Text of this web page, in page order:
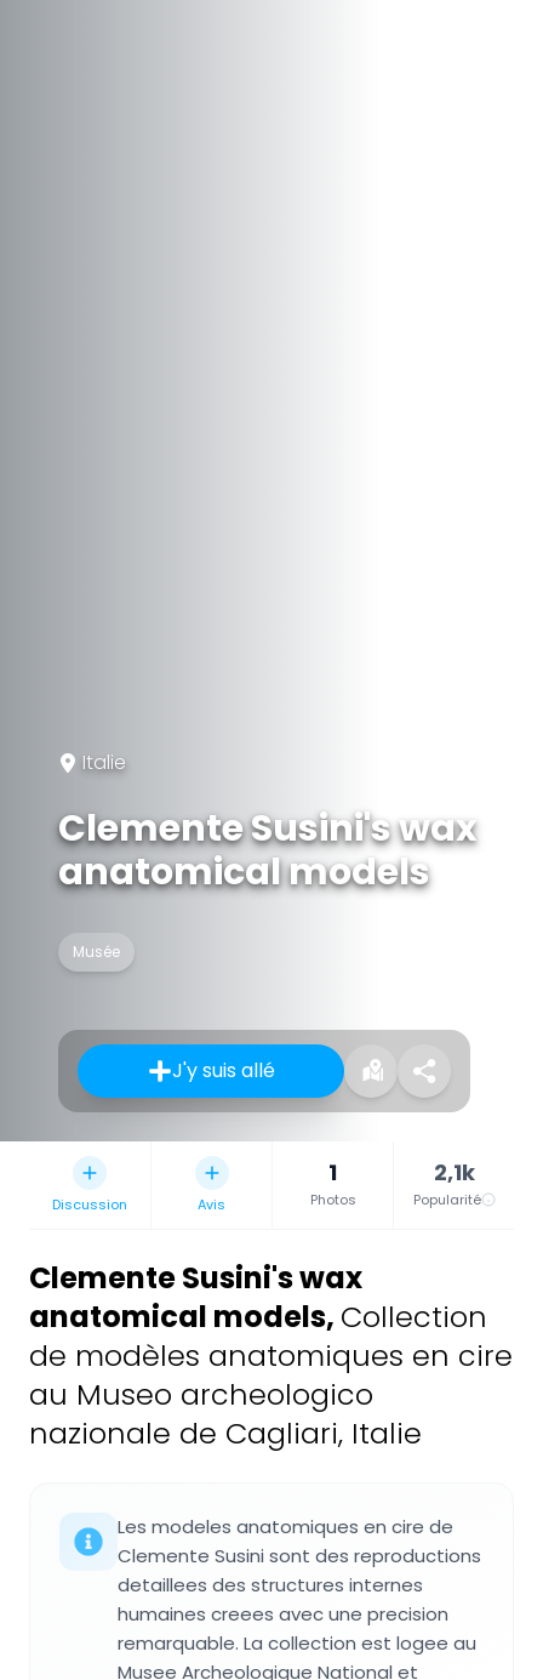
Italie
Clemente Susini's wax
anatomical models
Musée
J'y suis allé
Discussion Avis
1
Photos
2,1k
Popularité
Clemente Susini's wax
anatomical models, Collection
de modèles anatomiques en cire
au Museo archeologico
nazionale de Cagliari, Italie
Les modeles anatomiques en cire de
Clemente Susini sont des reproductions
detaillees des structures internes
humaines creees avec une precision
remarquable. La collection est logee au
Musee Archeologique National et